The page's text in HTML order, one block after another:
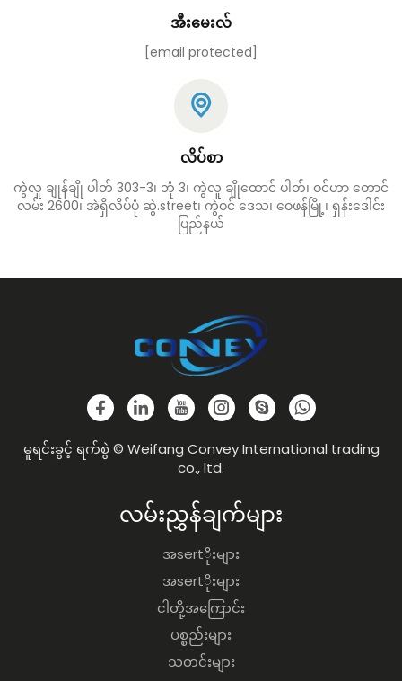
အီးမေးလ်
[email protected]
လိပ်စာ
ကွဲလူ ချုန်ချို ပါတ် 303-3၊ ဘုံ 3၊ ကွဲလူ ချိုထောင် ပါတ်၊ ဝင်ဟာ တောင်
လမ်း 2600၊ အဲရှိလိပ်ပုံ ဆွဲ.street၊ ကွဲဝင် ဒေသ၊ ဝေဖန်မြို့၊ ရှန်းဒေါင်း
ပြည်နယ်
မူရင်းခွင့် ရက်စွဲ © Weifang Convey International trading
co., ltd.
လမ်းညွှန်ချက်များ
အsertိုးများ
အsertိုးများ
ငါတို့အကြောင်း
ပစ္စည်းများ
သတင်းများ